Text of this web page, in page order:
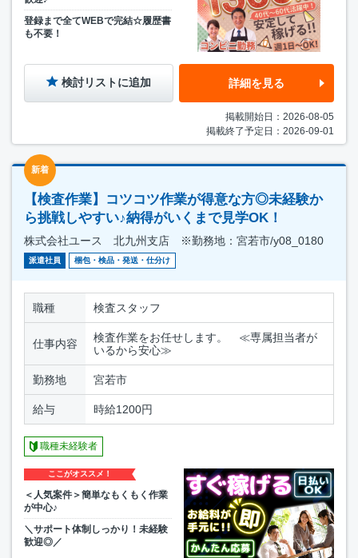
登録まで全てWEBで完結☆履歴書
も不要！
検討リストに追加 詳細を見る
掲載開始日：2026-08-05
掲載終了予定日：2026-09-01
新着
【検査作業】コツコツ作業が得意な方◎未経験か
ら挑戦しやすい♪納得がいくまで見学OK！
株式会社ユース 北九州支店 ※勤務地：宮若市/y08_0180
派遣社員 梱包・検品・発送・仕分け
職種 検査スタッフ
仕事内容
検査作業をお任せします。 ≪専属担当者が
いるから安心≫
勤務地 宮若市
給与 時給1200円
職種未経験者
ここがオススメ！
＜人気案件＞簡単なもくもく作業
が中心♪
＼サポート体制しっかり！未経験
歓迎◎／